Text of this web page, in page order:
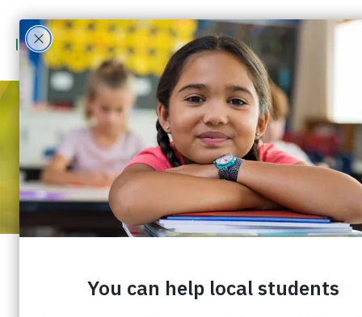
ESTUDIANTE DESTACADO:
NOAH MOLLERSTUEN